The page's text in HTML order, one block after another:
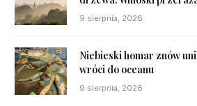
9 sierpnia, 2026
Niebieski homar znów
wróci do oceanu
9 sierpnia, 2026